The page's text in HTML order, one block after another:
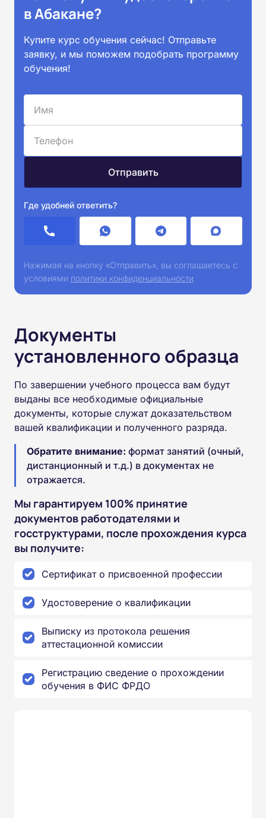
в Абакане?
Купите курс обучения сейчас! Отправьте
заявку, и мы поможем подобрать программу
обучения!
Где удобней ответить?
Нажимая на кнопку «Отправить», вы соглашаетесь с
условиями политики конфиденциальности
Документы
установленного образца
По завершении учебного процесса вам будут
выданы все необходимые официальные
документы, которые служат доказательством
вашей квалификации и полученного разряда.
Обратите внимание: формат занятий (очный,
дистанционный и т.д.) в документах не
отражается.
Мы гарантируем 100% принятие
документов работодателями и
госструктурами, после прохождения курса
вы получите:
Сертификат о присвоенной профессии
Удостоверение о квалификации
Выписку из протокола решения
аттестационной комиссии
Регистрацию сведение о прохождении
обучения в ФИС ФРДО